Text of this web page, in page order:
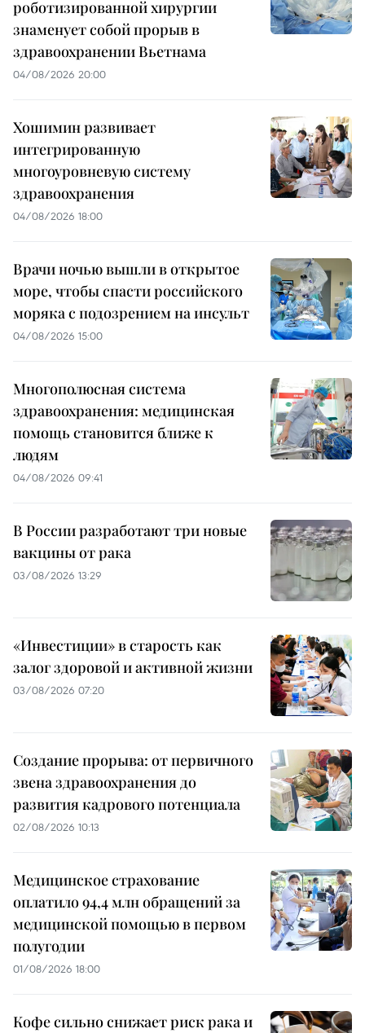
роботизированной хирургии
знаменует собой прорыв в
здравоохранении Вьетнама
04/08/2026 20:00
Хошимин развивает
интегрированную
многоуровневую систему
здравоохранения
04/08/2026 18:00
Врачи ночью вышли в открытое
море, чтобы спасти российского
моряка с подозрением на инсульт
04/08/2026 15:00
Многополюсная система
здравоохранения: медицинская
помощь становится ближе к
людям
04/08/2026 09:41
В России разработают три новые
вакцины от рака
03/08/2026 13:29
«Инвестиции» в старость как
залог здоровой и активной жизни
03/08/2026 07:20
Создание прорыва: от первичного
звена здравоохранения до
развития кадрового потенциала
02/08/2026 10:13
Медицинское страхование
оплатило 94,4 млн обращений за
медицинской помощью в первом
полугодии
01/08/2026 18:00
Кофе сильно снижает риск рака и